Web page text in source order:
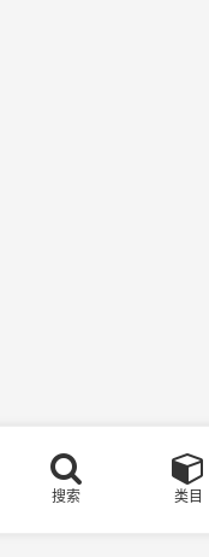
搜索 类目